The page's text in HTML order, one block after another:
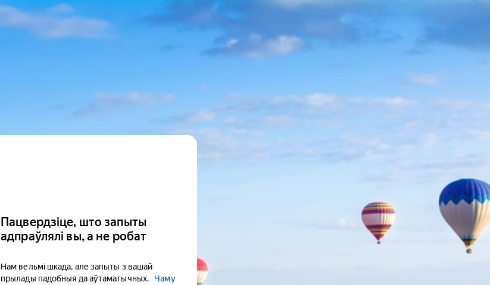
Пацвердзіце, што запыты
адпраўлялі вы, а не робат
Нам вельмі шкада, але запыты з вашай
прылады падобныя да аўтаматычных.
Чаму